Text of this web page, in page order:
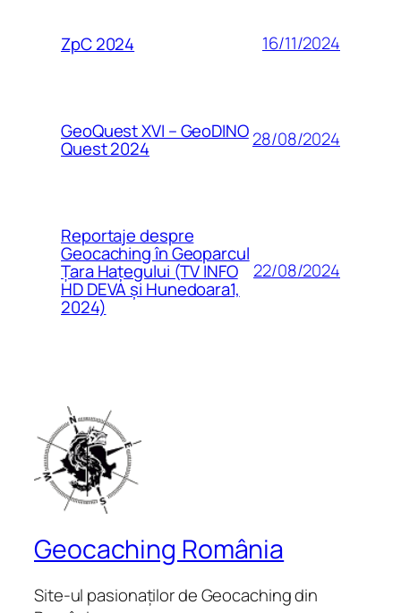
ZpC 2024 16/11/2024
GeoQuest XVI – GeoDINO
Quest 2024 28/08/2024
Reportaje despre
Geocaching în Geoparcul
Țara Hațegului (TV INFO
HD DEVA și Hunedoara1,
2024)
22/08/2024
Geocaching România
Site-ul pasionaților de Geocaching din